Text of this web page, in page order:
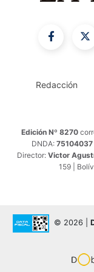
Redacción
Edición Nº 8270
DNDA: 75104037
Director: Victor
159 |
© 2026 |